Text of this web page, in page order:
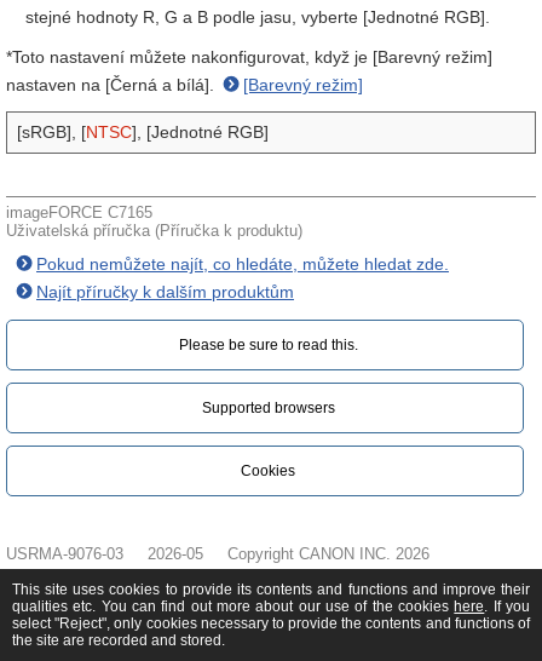
stejné hodnoty R, G a B podle jasu, vyberte [Jednotné RGB].
*Toto nastavení můžete nakonfigurovat, když je [Barevný režim]
nastaven na [Černá a bílá].
[Barevný režim]
[sRGB], [NTSC], [Jednotné RGB]
imageFORCE C7165
Uživatelská příručka (Příručka k produktu)
Pokud nemůžete najít, co hledáte, můžete hledat zde.
Najít příručky k dalším produktům
Please be sure to read this.‎
Supported browsers
Cookies
USRMA-9076-03 2026-05 Copyright CANON INC. 2026
This site uses cookies to provide its contents and functions and improve their
qualities etc. You can find out more about our use of the cookies here. If you
select "Reject", only cookies necessary to provide the contents and functions of
the site are recorded and stored.